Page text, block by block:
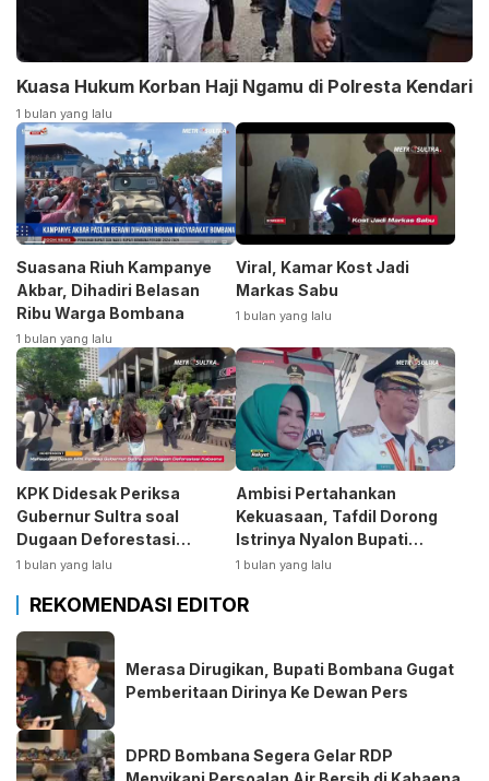
Kuasa Hukum Korban Haji Ngamu di Polresta Kendari
1 bulan yang lalu
Suasana Riuh Kampanye
Akbar, Dihadiri Belasan
Ribu Warga Bombana
1 bulan yang lalu
Viral, Kamar Kost Jadi
Markas Sabu
1 bulan yang lalu
KPK Didesak Periksa
Gubernur Sultra soal
Dugaan Deforestasi
Kabaen
1 bulan yang lalu
Ambisi Pertahankan
Kekuasaan, Tafdil Dorong
Istrinya Nyalon Bupati
Bombana
1 bulan yang lalu
REKOMENDASI EDITOR
Merasa Dirugikan, Bupati Bombana Gugat
Pemberitaan Dirinya Ke Dewan Pers
DPRD Bombana Segera Gelar RDP